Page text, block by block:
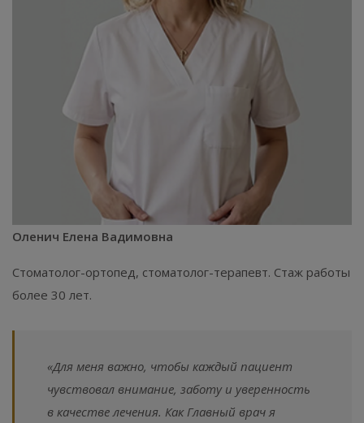
Оленич Елена Вадимовна
Стоматолог-ортопед, стоматолог-терапевт. Стаж работы
более 30 лет.
«Для меня важно, чтобы каждый пациент
чувствовал внимание, заботу и уверенность
в качестве лечения. Как Главный врач я